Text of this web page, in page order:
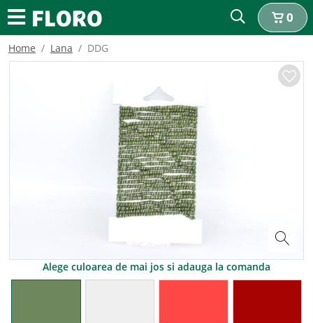
0
Home Lana DDG
Alege culoarea de mai jos si adauga la comanda